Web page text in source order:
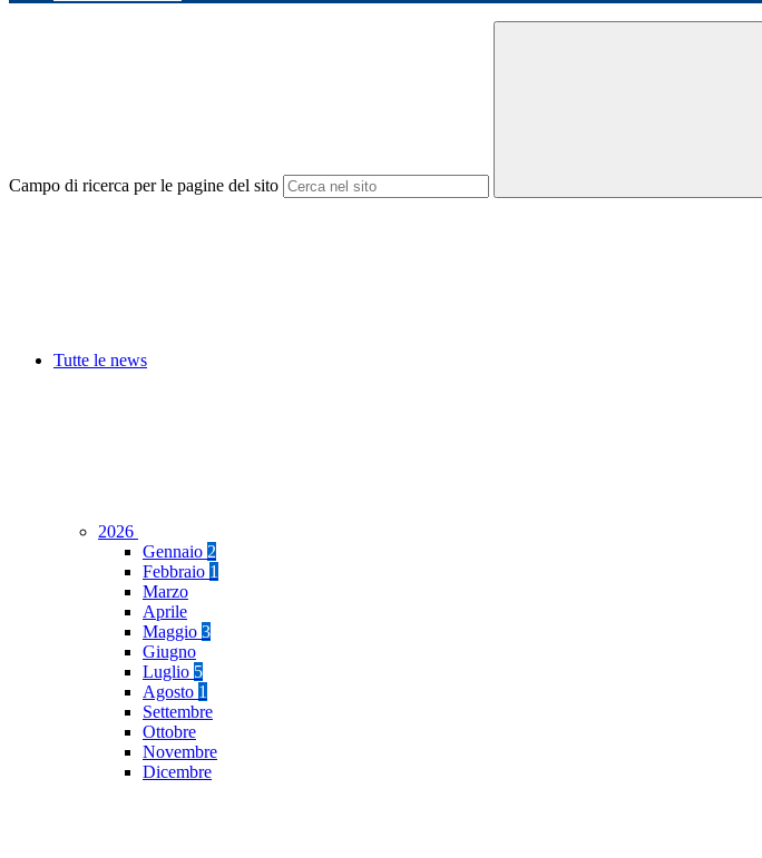
Campo di ricerca per le pagine del sito
Tutte le news
2026
Gennaio 2
Febbraio 1
Marzo
Aprile
Maggio 3
Giugno
Luglio 5
Agosto 1
Settembre
Ottobre
Novembre
Dicembre